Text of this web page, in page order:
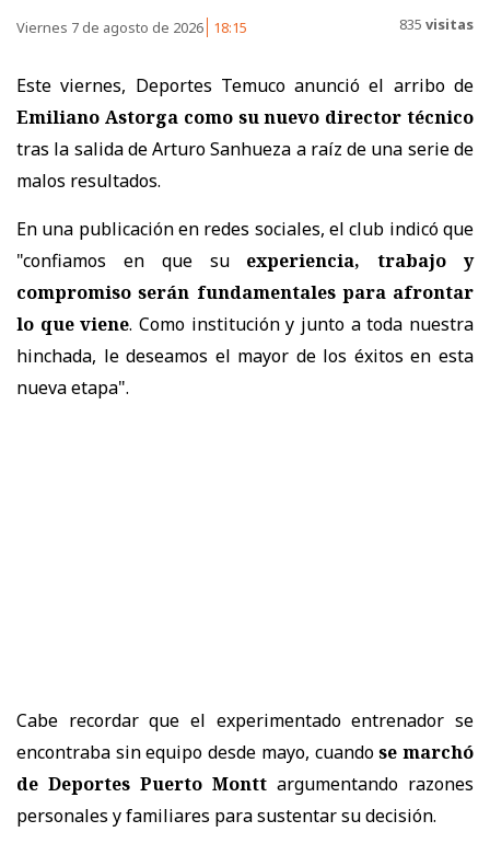
Viernes 7 de agosto de 2026 18:15 835 visitas
Este viernes, Deportes Temuco anunció el arribo de
Emiliano Astorga como su nuevo director técnico
tras la salida de Arturo Sanhueza a raíz de una serie de
malos resultados.
En una publicación en redes sociales, el club indicó que
"confiamos en que su experiencia, trabajo y
compromiso serán fundamentales para afrontar
lo que viene. Como institución y junto a toda nuestra
hinchada, le deseamos el mayor de los éxitos en esta
nueva etapa".
Cabe recordar que el experimentado entrenador se
encontraba sin equipo desde mayo, cuandose marchó
de Deportes Puerto Montt argumentando razones
personales y familiares para sustentar su decisión.